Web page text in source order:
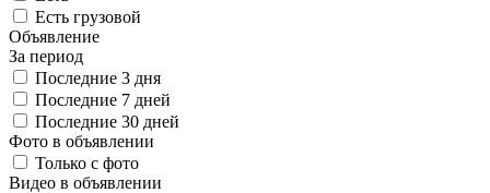
Есть грузовой
Объявление
За период
Последние 3 дня
Последние 7 дней
Последние 30 дней
Фото в объявлении
Только с фото
Видео в объявлении